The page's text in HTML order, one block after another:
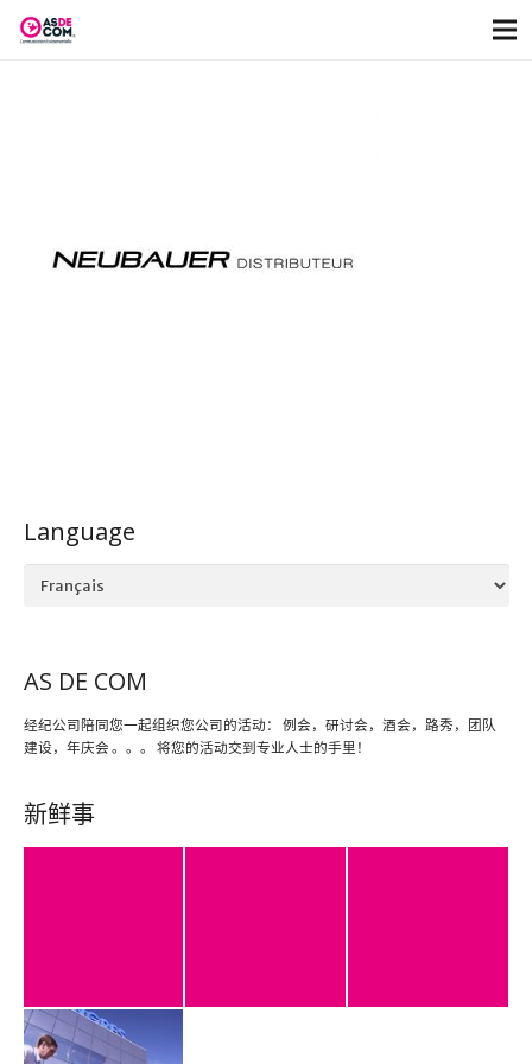
Language
Language
AS DE COM
经纪公司陪同您一起组织您公司的活动： 例会，研讨会，酒会，路秀，团队
建设，年庆会 。。。 将您的活动交到专业人士的手里！
新鲜事